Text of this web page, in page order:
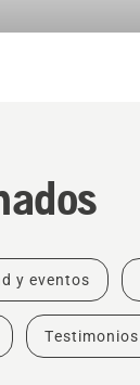
y eventos
Testimonios